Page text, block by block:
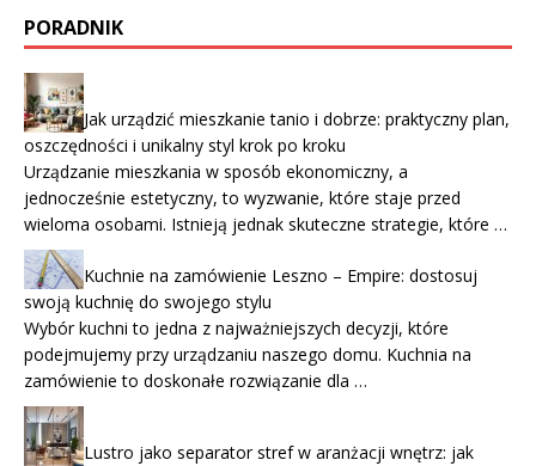
PORADNIK
Jak urządzić mieszkanie tanio i dobrze: praktyczny plan,
oszczędności i unikalny styl krok po kroku
Urządzanie mieszkania w sposób ekonomiczny, a
jednocześnie estetyczny, to wyzwanie, które staje przed
wieloma osobami. Istnieją jednak skuteczne strategie, które …
Kuchnie na zamówienie Leszno – Empire: dostosuj
swoją kuchnię do swojego stylu
Wybór kuchni to jedna z najważniejszych decyzji, które
podejmujemy przy urządzaniu naszego domu. Kuchnia na
zamówienie to doskonałe rozwiązanie dla …
Lustro jako separator stref w aranżacji wnętrz: jak